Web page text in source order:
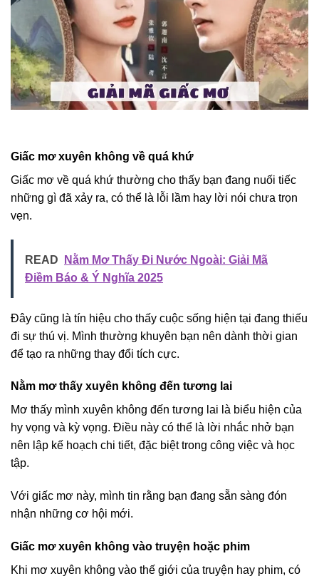
Giấc mơ xuyên không về quá khứ
Giấc mơ về quá khứ thường cho thấy bạn đang nuối tiếc
những gì đã xảy ra, có thể là lỗi lầm hay lời nói chưa trọn
vẹn.
READ
Nằm Mơ Thấy Đi Nước Ngoài: Giải Mã
Điềm Báo & Ý Nghĩa 2025
Đây cũng là tín hiệu cho thấy cuộc sống hiện tại đang thiếu
đi sự thú vị. Mình thường khuyên bạn nên dành thời gian
để tạo ra những thay đổi tích cực.
Nằm mơ thấy xuyên không đến tương lai
Mơ thấy mình xuyên không đến tương lai là biểu hiện của
hy vọng và kỳ vọng. Điều này có thể là lời nhắc nhở bạn
nên lập kế hoạch chi tiết, đặc biệt trong công việc và học
tập.
Với giấc mơ này, mình tin rằng bạn đang sẵn sàng đón
nhận những cơ hội mới.
Giấc mơ xuyên không vào truyện hoặc phim
Khi mơ xuyên không vào thế giới của truyện hay phim, có